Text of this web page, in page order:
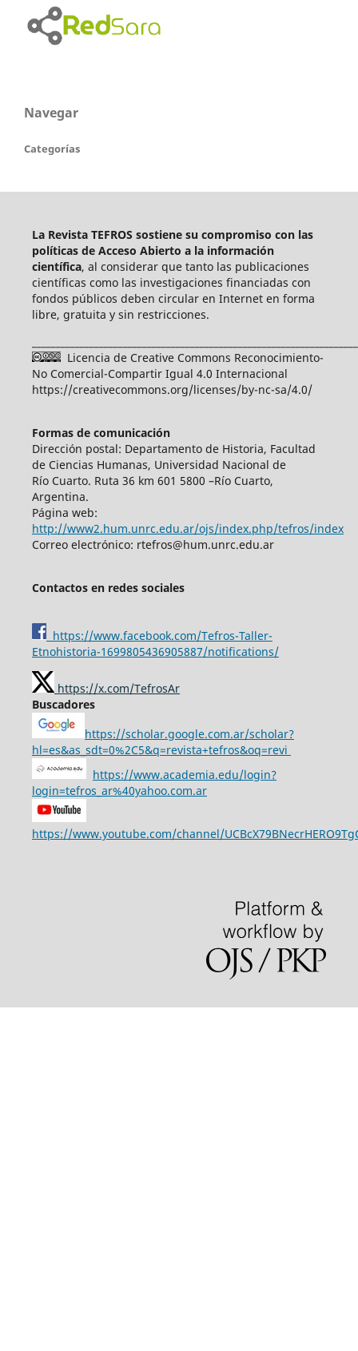
Navegar
Categorías
La Revista TEFROS sostiene su compromiso con las
políticas de Acceso Abierto a la información
científica, al considerar que tanto las publicaciones
científicas como las investigaciones financiadas con
fondos públicos deben circular en Internet en forma
libre, gratuita y sin restricciones.
Licencia de Creative Commons Reconocimiento-
No Comercial-Compartir Igual 4.0 Internacional
https://creativecommons.org/licenses/by-nc-sa/4.0/
Formas de comunicación
Dirección postal: Departamento de Historia, Facultad
de Ciencias Humanas, Universidad Nacional de
Río Cuarto. Ruta 36 km 601 5800 –Río Cuarto,
Argentina.
Página web:
http://www2.hum.unrc.edu.ar/ojs/index.php/tefros/index
Correo electrónico: rtefros@hum.unrc.edu.ar
Contactos en redes sociales
https://www.facebook.com/Tefros-Taller-
Etnohistoria-1699805436905887/notifications/
https://x.com/TefrosAr
Buscadores
https://scholar.google.com.ar/scholar?
hl=es&as_sdt=0%2C5&q=revista+tefros&oq=revi
https://www.academia.edu/login?
login=tefros_ar%40yahoo.com.ar
https://www.youtube.com/channel/